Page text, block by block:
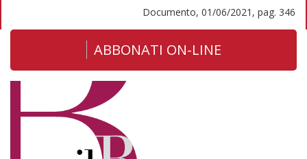
Documento, 01/06/2021, pag. 346
ABBONATI ON-LINE